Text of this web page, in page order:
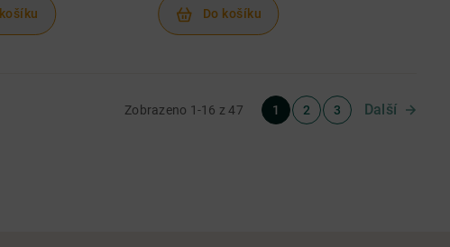
Do košíku
Zobrazeno 1-16 z 47 1 2 3 Další